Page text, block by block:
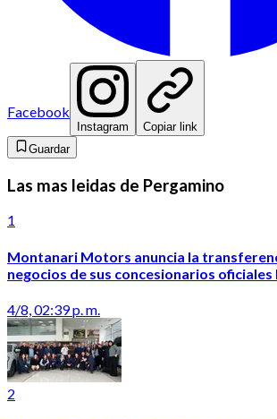
Facebook
Instagram
Copiar link
Guardar
Las mas leidas de Pergamino
1
Montanari Motors anuncia la
negocios de sus concesionarios
4/8, 02:39 p. m.
2